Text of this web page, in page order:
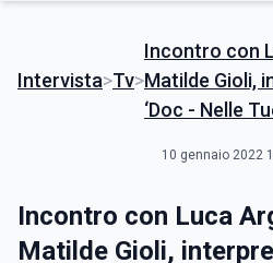
Intervista>Tv>
Incontro con
Matilde Gioli,
‘Doc - Nelle
10 gennaio 2022
Incontro con Luca
Matilde Gioli,